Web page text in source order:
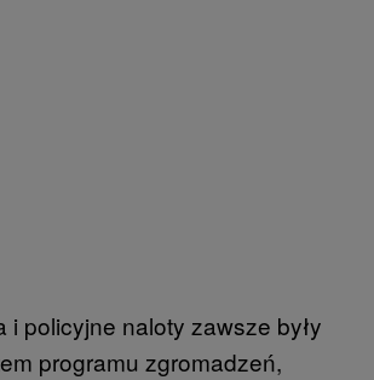
i policyjne naloty zawsze były
programu zgromadzeń,